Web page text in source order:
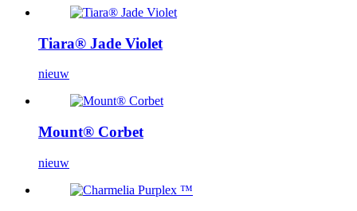
Tiara® Jade Violet
nieuw
Mount® Corbet
nieuw